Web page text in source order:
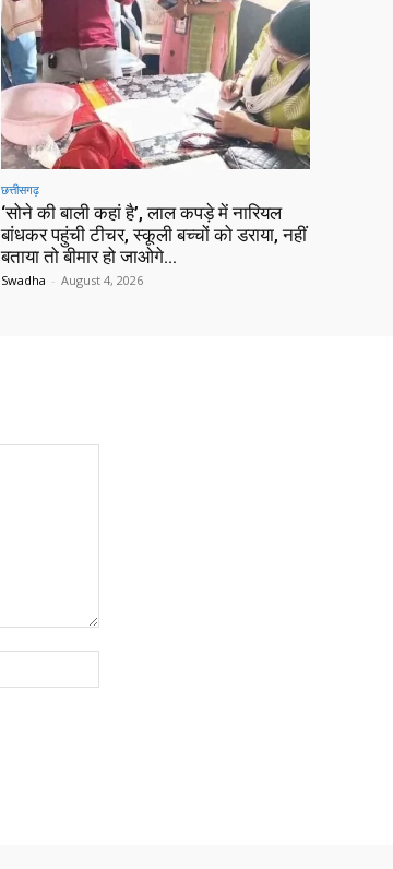
छत्तीसगढ़
‘सोने की बाली कहां है’, लाल कपड़े में नारियल
बांधकर पहुंची टीचर, स्कूली बच्चों को डराया, नहीं
बताया तो बीमार हो जाओगे…
Swadha - August 4, 2026